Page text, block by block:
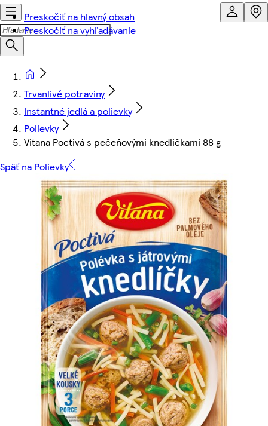
Preskočiť na hlavný obsah
Preskočiť na vyhľadávanie
Trvanlivé potraviny
Instantné jedlá a polievky
Polievky
Vitana Poctivá s pečeňovými knedličkami 88 g
Späť na Polievky